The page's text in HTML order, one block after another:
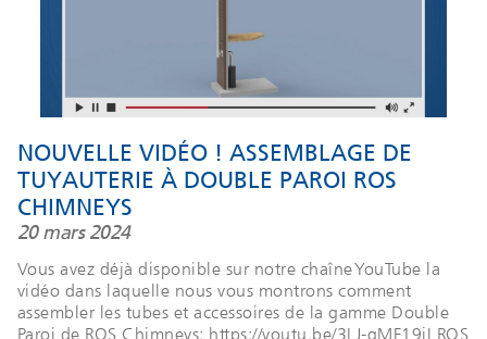
NOUVELLE VIDÉO ! ASSEMBLAGE DE
TUYAUTERIE À DOUBLE PAROI ROS
CHIMNEYS
20 mars 2024
Vous avez déjà disponible sur notre chaîne YouTube la
vidéo dans laquelle nous vous montrons comment
assembler les tubes et accessoires de la gamme Double
Paroi de ROS Chimneys: https://youtu.be/3LJ-gMF19jI ROS